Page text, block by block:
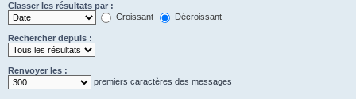
Classer les résultats par :
Croissant
Décroissant
Rechercher depuis :
Renvoyer les :
premiers caractères des messages